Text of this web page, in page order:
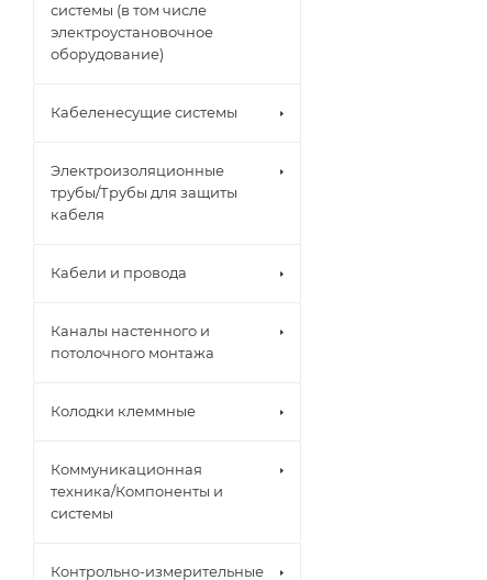
системы (в том числе
электроустановочное
оборудование)
Кабеленесущие системы
Электроизоляционные
трубы/Трубы для защиты
кабеля
Кабели и провода
Каналы настенного и
потолочного монтажа
Колодки клеммные
Коммуникационная
техника/Компоненты и
системы
Контрольно-измерительные